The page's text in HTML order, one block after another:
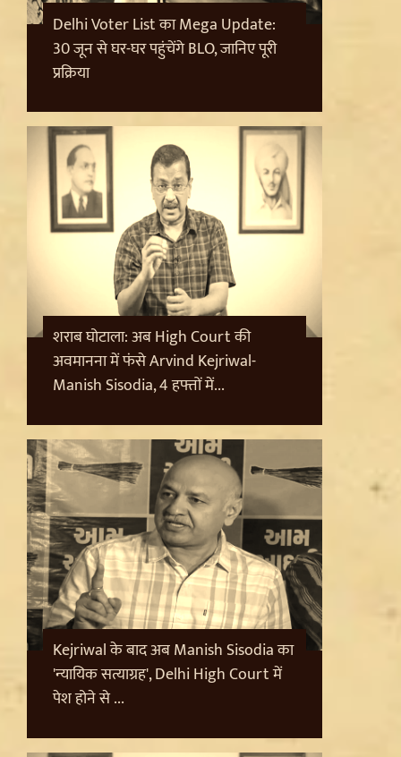
Delhi Voter List का Mega Update:
30 जून से घर-घर पहुंचेंगे BLO, जानिए पूरी
प्रक्रिया
शराब घोटाला: अब High Court की
अवमानना में फंसे Arvind Kejriwal-
Manish Sisodia, 4 हफ्तों में...
Kejriwal के बाद अब Manish Sisodia का
'न्यायिक सत्याग्रह', Delhi High Court में
पेश होने से ...